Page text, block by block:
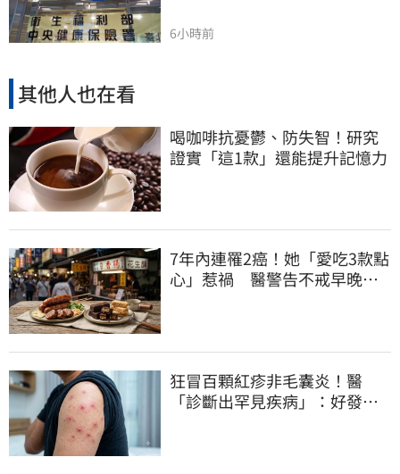
6小時前
其他人也在看
喝咖啡抗憂鬱、防失智！研究
證實「這1款」還能提升記憶力
7年內連罹2癌！她「愛吃3款點
心」惹禍 醫警告不戒早晚有
狂冒百顆紅疹非毛囊炎！醫
「診斷出罕見疾病」：好發這